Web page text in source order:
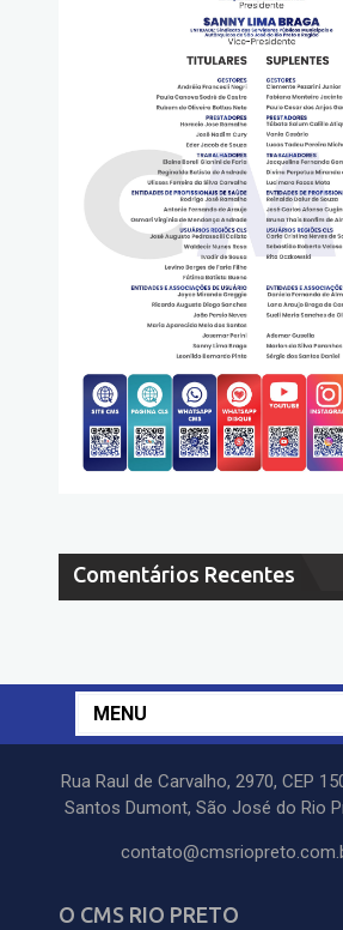
Comentários Recentes
MENU
Rua Raul de Carvalho, 2970, CEP
Santos Dumont, São José do Rio
O CMS RIO PRETO